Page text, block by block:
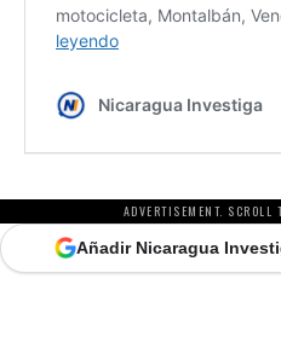
ADVERTISEMENT. SCROLL
Añadir Nicaragua